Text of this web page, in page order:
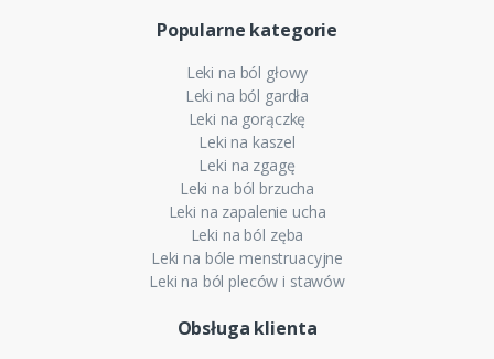
Popularne kategorie
Leki na ból głowy
Leki na ból gardła
Leki na gorączkę
Leki na kaszel
Leki na zgagę
Leki na ból brzucha
Leki na zapalenie ucha
Leki na ból zęba
Leki na bóle menstruacyjne
Leki na ból pleców i stawów
Obsługa klienta